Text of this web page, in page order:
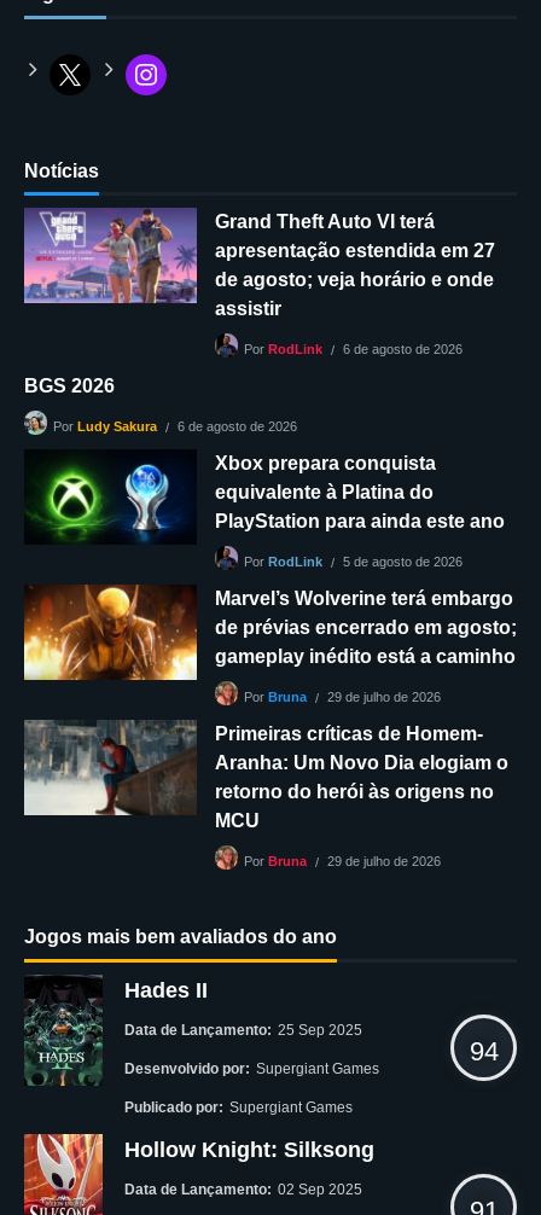
Notícias
Grand Theft Auto VI terá
apresentação estendida em 27
de agosto; veja horário e onde
assistir
Por RodLink 6 de agosto de 2026
BGS 2026
Por Ludy Sakura 6 de agosto de 2026
Xbox prepara conquista
equivalente à Platina do
PlayStation para ainda este ano
Por RodLink 5 de agosto de 2026
Marvel’s Wolverine terá embargo
de prévias encerrado em agosto;
gameplay inédito está a caminho
Por Bruna 29 de julho de 2026
Primeiras críticas de Homem-
Aranha: Um Novo Dia elogiam o
retorno do herói às origens no
MCU
Por Bruna 29 de julho de 2026
Jogos mais bem avaliados do ano
Hades II
Data de Lançamento: 25 Sep 2025
Desenvolvido por: Supergiant Games
Publicado por: Supergiant Games
94
Hollow Knight: Silksong
Data de Lançamento: 02 Sep 2025